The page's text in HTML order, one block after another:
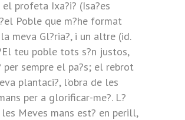
profeta Ixa?i? (Isa?es
Poble que m?he format
meva Gl?ria?, i un altre (id.
teu poble tots s?n justos,
per sempre el pa?s; el rebrot
plantaci?, l’obra de les
per a glorificar-me?. L?
Meves mans est? en perill,